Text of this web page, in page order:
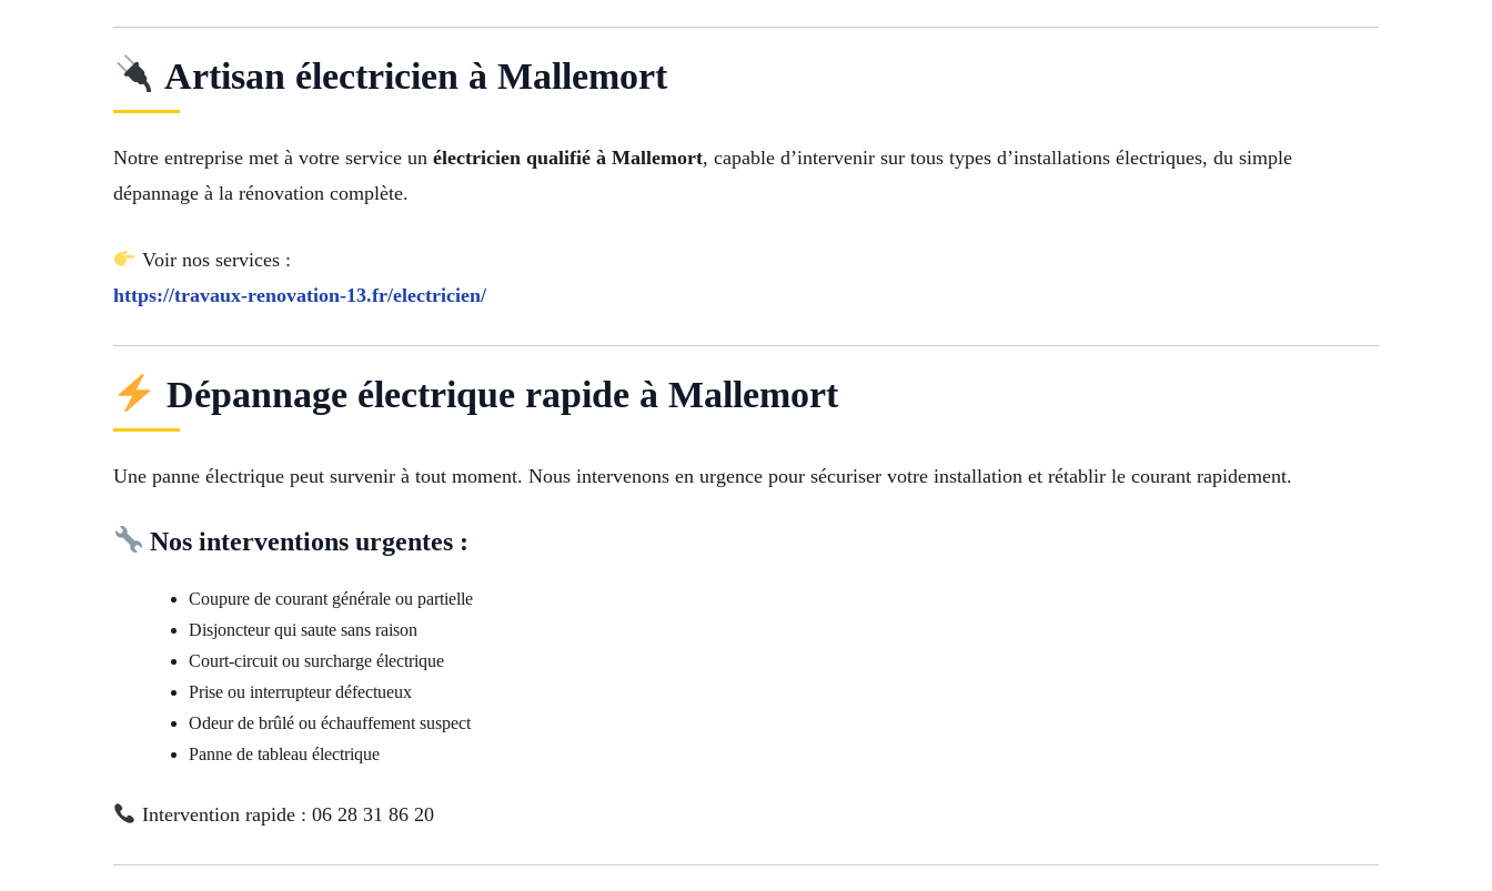
Artisan électricien à Mallemort
Notre entreprise met à votre service un électricien qualifié à Mallemort, capable d’intervenir sur tous types d’installations électriques, du simple
dépannage à la rénovation complète.
Voir nos services :
https://travaux-renovation-13.fr/electricien/
Dépannage électrique rapide à Mallemort
Une panne électrique peut survenir à tout moment. Nous intervenons en urgence pour sécuriser votre installation et rétablir le courant rapidement.
Nos interventions urgentes :
Coupure de courant générale ou partielle
Disjoncteur qui saute sans raison
Court-circuit ou surcharge électrique
Prise ou interrupteur défectueux
Odeur de brûlé ou échauffement suspect
Panne de tableau électrique
Intervention rapide : 06 28 31 86 20